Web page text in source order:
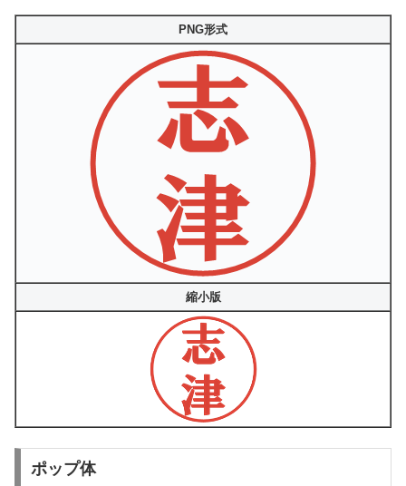
PNG形式
縮小版
ポップ体